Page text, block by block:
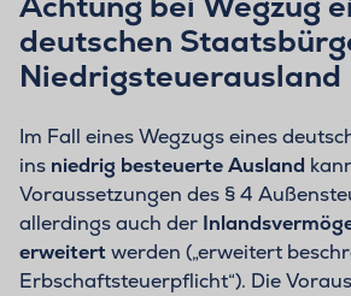
deutschen
Niedrigsteuerausland
Im Fall eines Wegzugs eines
ins niedrig besteuerte Ausland
Voraussetzungen des § 4
allerdings auch der
erweitertwerden („erweitert
Erbschaftsteuerpflicht“). Die